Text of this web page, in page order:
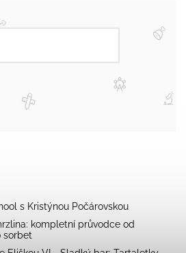
s Kristýnou Počárovskou
kompletní průvodce od
sorbet